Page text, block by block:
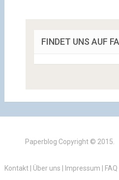
FINDET UNS AUF
Paperblog Copyright © 2015.
Kontakt| Über uns Impressum FAQ